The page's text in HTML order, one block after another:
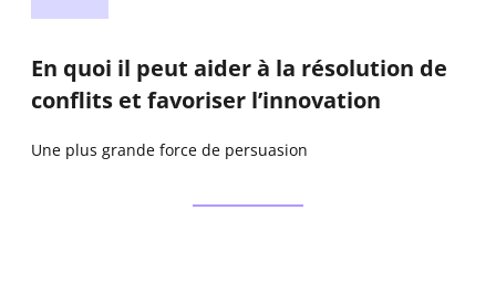
En quoi il peut aider à la résolution de
conflits et favoriser l’innovation
Une plus grande force de persuasion